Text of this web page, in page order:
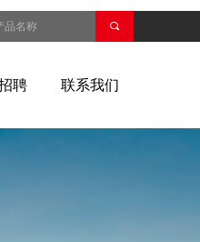
聘 联系我们
끠